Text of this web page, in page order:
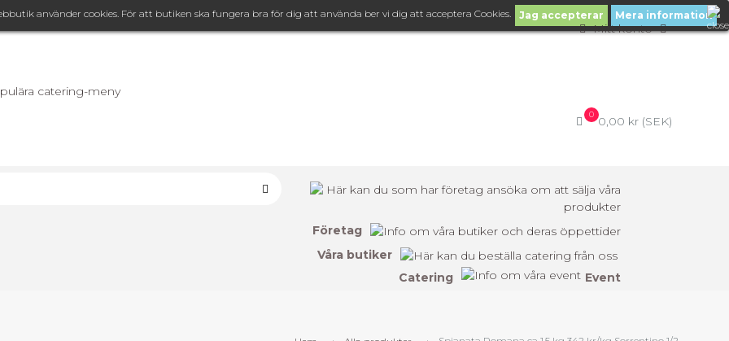
Mitt konto
0 0,00 kr (SEK)
Företag
Våra butiker
Catering
Event
använder cookies. För att butiken ska fungera bra för dig att använda ber vi dig att acceptera Cookies. Jag accepterar Mera information